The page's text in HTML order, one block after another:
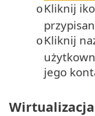
oKliknij
oKliknij
jego
Wirtualizacja